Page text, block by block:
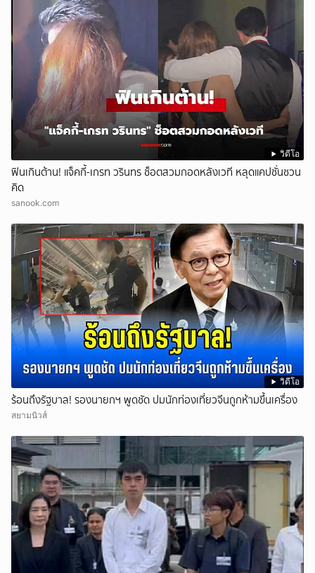
วิดีโอ
ฟินเกินต้าน! แจ็คกี้-เกรท วรินทร ช็อตสวมกอดหลังเวที หลุดแคปชั่นชวน
คิด
sanook.com
วิดีโอ
ร้อนถึงรัฐบาล! รองนายกฯ พูดชัด ปมนักท่องเที่ยวจีนถูกห้ามขึ้นเครื่อง
สยามนิวส์